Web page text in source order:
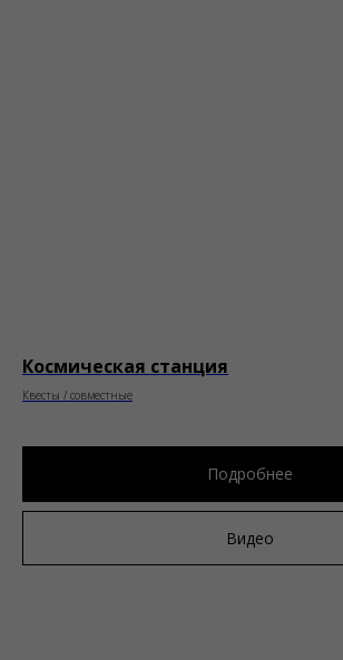
Космическая станция
Квесты / совместные
Подробнее
Видео